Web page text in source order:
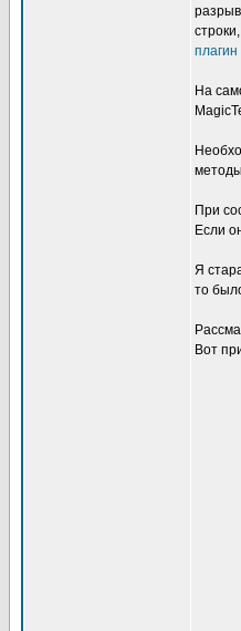
На
При
Если
Я
то
Вот